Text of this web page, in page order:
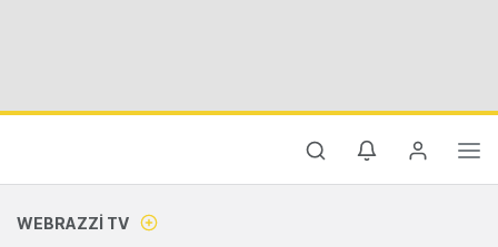
WEBRAZZI TV